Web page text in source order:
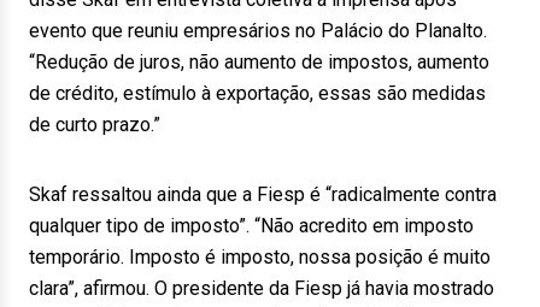
evento que reuniu empresários no Palácio do Planalto.
“Redução de juros, não aumento de impostos, aumento
de crédito, estímulo à exportação, essas são medidas
de curto prazo.”
Skaf ressaltou ainda que a Fiesp é “radicalmente contra
qualquer tipo de imposto”. “Não acredito em imposto
temporário. Imposto é imposto, nossa posição é muito
clara”, afirmou. O presidente da Fiesp já havia mostrado